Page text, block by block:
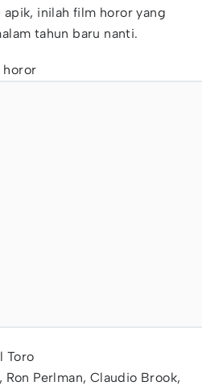
inilah film horor yang
tahun baru nanti.
horor
Toro
Perlman, Claudio Brook,